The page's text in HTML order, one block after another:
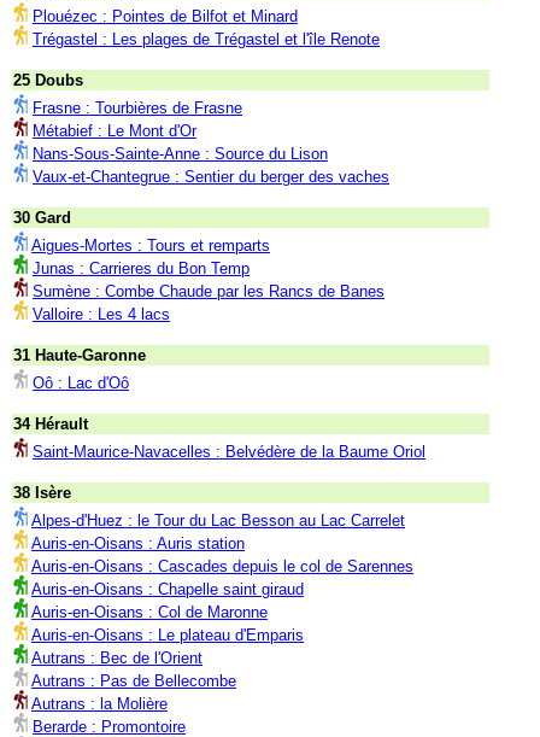
Plouézec : Pointes de Bilfot et Minard
Trégastel : Les plages de Trégastel et l'île Renote
25 Doubs
Frasne : Tourbières de Frasne
Métabief : Le Mont d'Or
Nans-Sous-Sainte-Anne : Source du Lison
Vaux-et-Chantegrue : Sentier du berger des vaches
30 Gard
Aigues-Mortes : Tours et remparts
Junas : Carrieres du Bon Temp
Sumène : Combe Chaude par les Rancs de Banes
Valloire : Les 4 lacs
31 Haute-Garonne
Oô : Lac d'Oô
34 Hérault
Saint-Maurice-Navacelles : Belvédère de la Baume Oriol
38 Isère
Alpes-d'Huez : le Tour du Lac Besson au Lac Carrelet
Auris-en-Oisans : Auris station
Auris-en-Oisans : Cascades depuis le col de Sarennes
Auris-en-Oisans : Chapelle saint giraud
Auris-en-Oisans : Col de Maronne
Auris-en-Oisans : Le plateau d'Emparis
Autrans : Bec de l'Orient
Autrans : Pas de Bellecombe
Autrans : la Molière
Berarde : Promontoire